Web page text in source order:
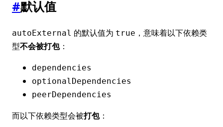
#默认值
autoExternal 的默认值为 true ，意味着以下依赖类
型不会被打包：
dependencies
optionalDependencies
peerDependencies
而以下依赖类型会被打包：